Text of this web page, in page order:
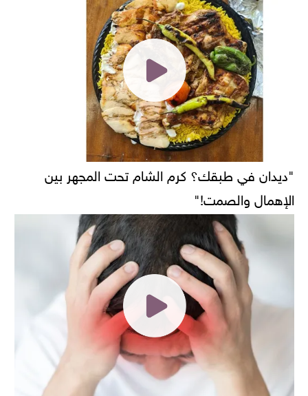
"ديدان في طبقك؟ كرم الشام تحت المجهر بين
الإهمال والصمت!"